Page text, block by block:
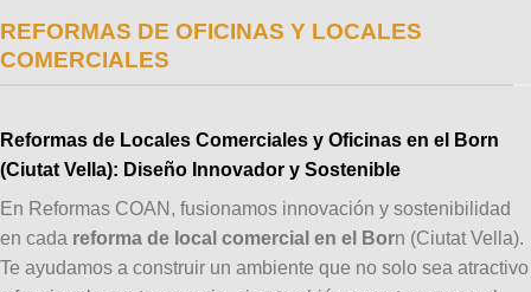
REFORMAS DE OFICINAS Y LOCALES
COMERCIALES
Reformas de Locales Comerciales y Oficinas en el Born
(Ciutat Vella): Diseño Innovador y Sostenible
En Reformas COAN, fusionamos innovación y sostenibilidad
en cada reforma de local comercial en el Born (Ciutat Vella).
Te ayudamos a construir un ambiente que no solo sea atractivo